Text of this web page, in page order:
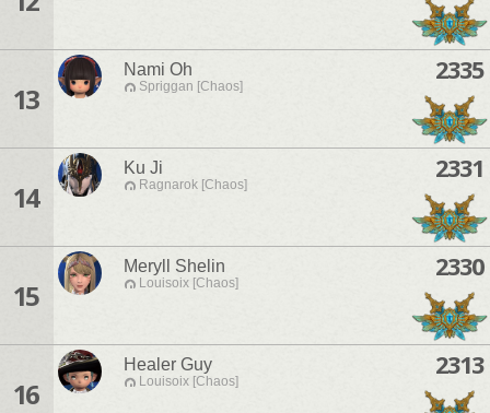
13
Nami Oh
Spriggan [Chaos]
2335
14
Ku Ji
Ragnarok [Chaos]
2331
15
Meryll Shelin
Louisoix [Chaos]
2330
16
Healer Guy
Louisoix [Chaos]
2313